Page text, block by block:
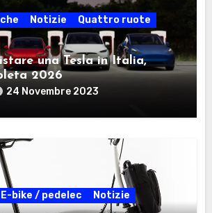
Notizie
Quattro ruote
una Tesla in Italia,
2026
24 Novembre 2023
E-bike / pedelec Notizie